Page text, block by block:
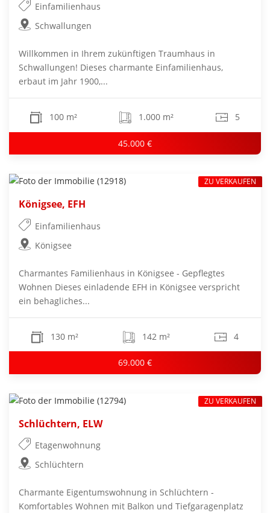
Einfamilienhaus
Schwallungen
Willkommen in Ihrem zukünftigen Traumhaus in
Schwallungen! Dieses charmante Einfamilienhaus,
erbaut im Jahr 1900,...
100 m² 1.000 m² 5
45.000 €
Königsee, EFH
Einfamilienhaus
Königsee
Charmantes Familienhaus in Königsee - Gepflegtes
Wohnen Dieses einladende EFH in Königsee verspricht
ein behagliches...
130 m² 142 m² 4
69.000 €
ZU VERKAUFEN
Schlüchtern, ELW
Etagenwohnung
Schlüchtern
Charmante Eigentumswohnung in Schlüchtern -
Komfortables Wohnen mit Balkon und Tiefgaragenplatz
ZU VERKAUFEN